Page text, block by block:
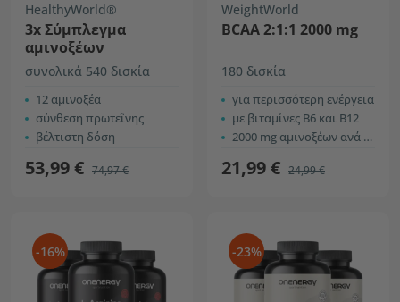
HealthyWorld®
3x Σύμπλεγμα
αμινοξέων
συνολικά 540 δισκία
12 αμινοξέα
σύνθεση πρωτεΐνης
βέλτιστη δόση
53,99 € 74,97 €
WeightWorld
BCAA 2:1:1 2000 mg
180 δισκία
για περισσότερη ενέργεια
με βιταμίνες B6 και B12
2000 mg αμινοξέων ανά δισκίο
21,99 € 24,99 €
-16% -23%